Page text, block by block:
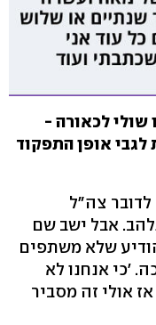
לכאורה -
אופן התפקוד
לדובר צה"ל
אבל ישב שם
שלא משתפים
'כי אנחנו לא
אולי זה מסביר